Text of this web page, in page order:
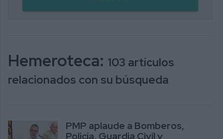
Hemeroteca: 103 artículos
relacionados con su búsqueda
PMP aplaude a Bomberos,
Policía, Guardia Civil y